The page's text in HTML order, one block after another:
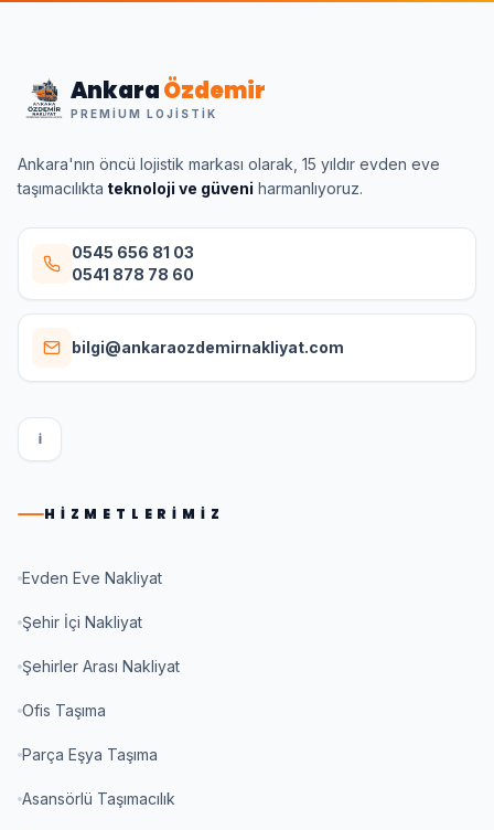
AnkaraÖzdemir
PREMIUM LOJISTIK
Ankara'nın öncü lojistik markası olarak, 15 yıldır evden eve
taşımacılıkta teknoloji ve güveni harmanlıyoruz.
0545 656 81 03
0541 878 78 60
bilgi@ankaraozdemirnakliyat.com
I
HIZMETLERIMIZ
Evden Eve Nakliyat
Şehir İçi Nakliyat
Şehirler Arası Nakliyat
Ofis Taşıma
Parça Eşya Taşıma
Asansörlü Taşımacılık